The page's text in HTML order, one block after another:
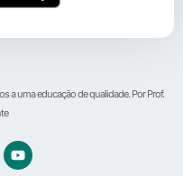
a uma educação de qualidade. Por Prof.